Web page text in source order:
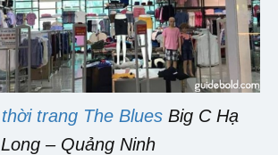
thời trang The BluesBig C Hạ
Long – Quảng Ninh